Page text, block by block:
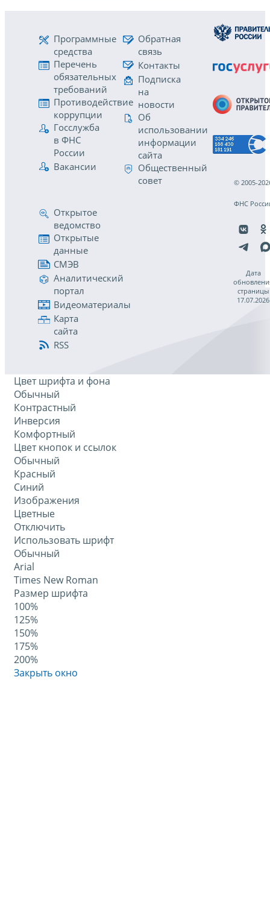
Программные
средства
Перечень
обязательных
требований
Противодействие
коррупции
Госслужба
в ФНС
России
Вакансии
Обратная
связь
Контакты
Подписка
на
новости
Об
использовании
информации
сайта
Общественный
совет
Открытое
ведомство
Открытые
данные
СМЭВ
Аналитический
портал
Видеоматериалы
Карта
сайта
RSS
© 2005-
ФНС
Дата
страницы
17.07.2026
Цвет шрифта и фона
Обычный
Контрастный
Инверсия
Комфортный
Цвет кнопок и ссылок
Обычный
Красный
Синий
Изображения
Цветные
Отключить
Использовать шрифт
Обычный
Arial
Times New Roman
Размер шрифта
100%
125%
150%
175%
200%
Закрыть окно